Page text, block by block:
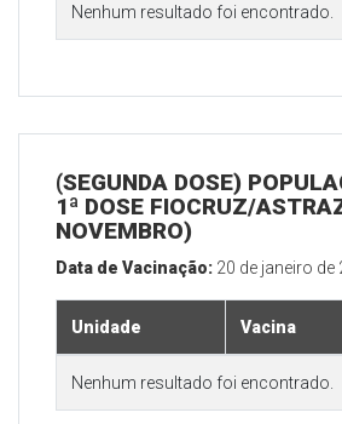
Nenhum resultado foi encontrado.
(SEGUNDA DOSE)
1ª DOSE FIOCRUZ/
NOVEMBRO)
Data de Vacinação: 20 de janeiro de
Unidade Vacina
Nenhum resultado foi encontrado.